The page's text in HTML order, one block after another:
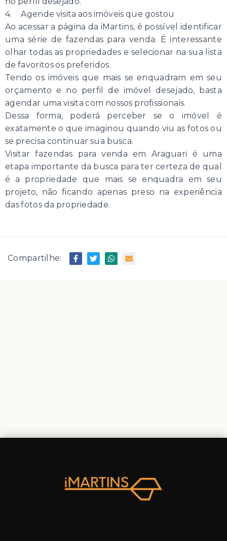
4. Agende visita aos imóveis que gostou
Ao acessar a página da iMartins, é possível identificar
uma série de fazendas para venda. É interessante
olhar todas as propriedades e selecionar na sua lista
de favoritos os preferidos.
Tendo os imóveis que mais se enquadram em seu
orçamento e no perfil de imóvel desejado, basta
agendar uma visita com nossos profissionais.
Dessa forma, poderá perceber se o imóvel é
exatamente o que imaginou quando viu as fotos ou
se precisa continuar sua busca.
Visitar fazendas para venda em Araguari é uma
etapa importante da busca para ter certeza de qual
é a propriedade que mais se enquadra em seu
projeto, não ficando apenas preso na experiência
das fotos da propriedade.
Compartilhe: